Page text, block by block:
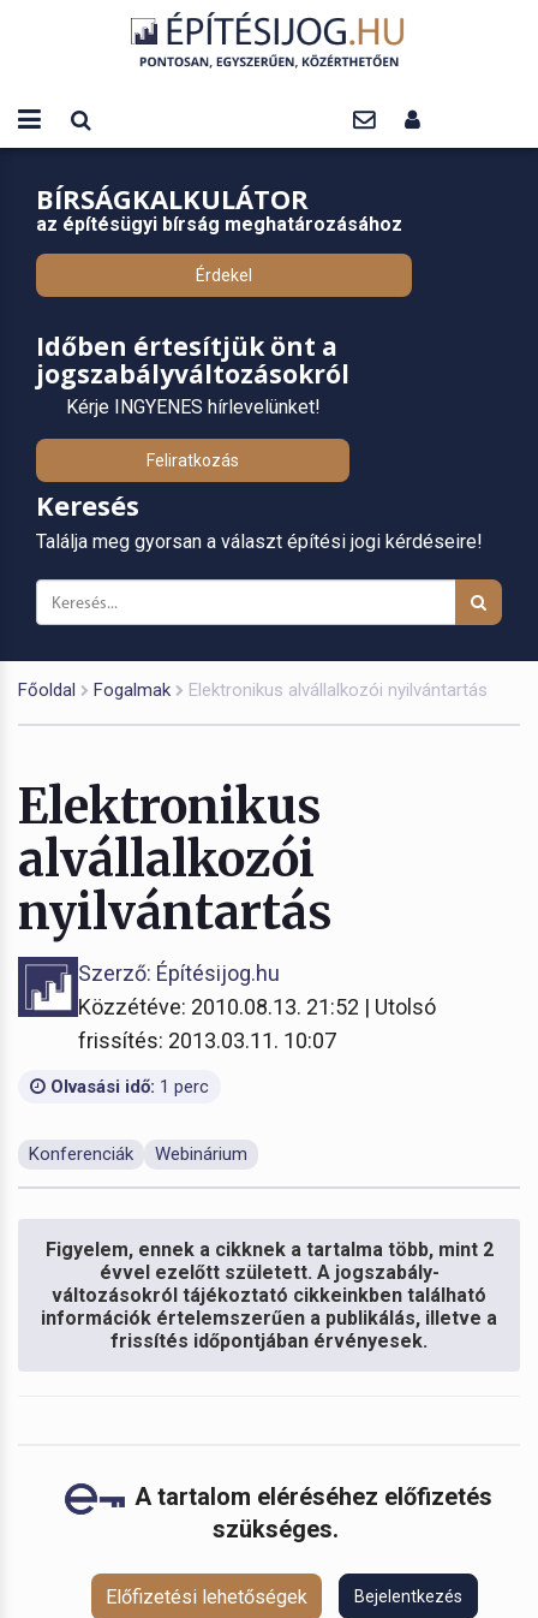
BÍRSÁGKALKULÁTOR
az építésügyi bírság meghatározásához
Érdekel
Időben értesítjük önt a
jogszabályváltozásokról
Kérje INGYENES hírlevelünket!
Feliratkozás
Keresés
Találja meg gyorsan a választ építési jogi kérdéseire!
Főoldal Fogalmak Elektronikus alvállalkozói nyilvántartás
Elektronikus
alvállalkozói
nyilvántartás
Szerző: Építésijog.hu
Közzétéve: 2010.08.13. 21:52 | Utolsó
frissítés: 2013.03.11. 10:07
Olvasási idő: 1 perc
Konferenciák Webinárium
Figyelem, ennek a cikknek a tartalma több, mint 2
évvel ezelőtt született. A jogszabály-
változásokról tájékoztató cikkeinkben található
információk értelemszerűen a publikálás, illetve a
frissítés időpontjában érvényesek.
A tartalom eléréséhez előfizetés
szükséges.
Előfizetési lehetőségek Bejelentkezés